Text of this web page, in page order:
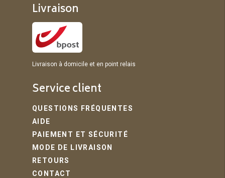
Livraison
Livraison à domicile et en point relais
Service client
QUESTIONS FRÉQUENTES
AIDE
PAIEMENT ET SÉCURITÉ
MODE DE LIVRAISON
RETOURS
CONTACT